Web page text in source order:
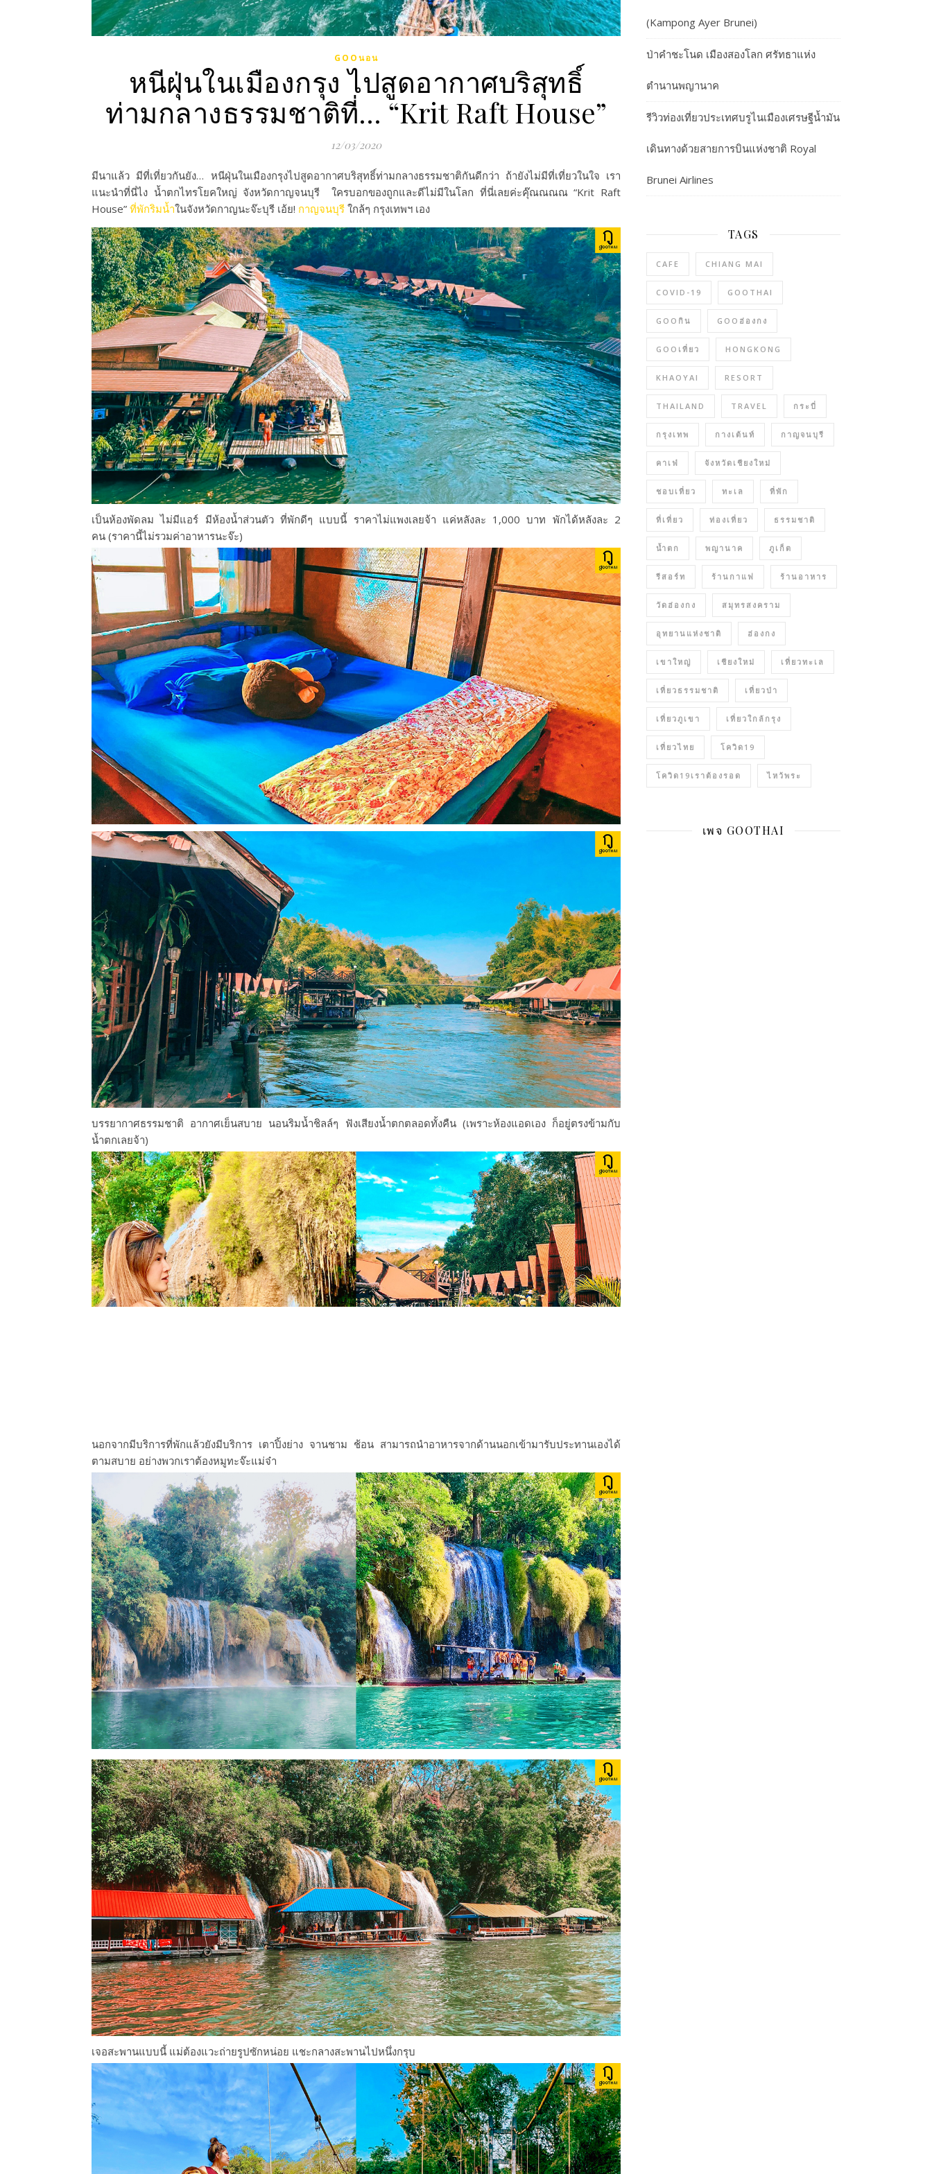
GOOนอน
หนีฝุ่นในเมืองกรุง ไปสูดอากาศบริสุทธิ์
ท่ามกลางธรรมชาติที่… “Krit Raft House”
12/03/2020
มีนาแล้ว มีที่เที่ยวกันยัง… หนีฝุ่นในเมืองกรุงไปสูดอากาศบริสุทธิ์ท่ามกลางธรรมชาติกันดีกว่า ถ้ายังไม่มีที่เที่ยวในใจ เรา
แนะนำที่นี่ไง น้ำตกไทรโยคใหญ่ จังหวัดกาญจนบุรี ใครบอกของถูกและดีไม่มีในโลก ที่นี่เลยค่ะคุ๊ณณณณ “Krit Raft
House” ที่พักริมน้ำในจังหวัดกาญนะจ๊ะบุรี เอ้ย! กาญจนบุรี ใกล้ๆ กรุงเทพฯ เอง
เป็นห้องพัดลม ไม่มีแอร์ มีห้องน้ำส่วนตัว ที่พักดีๆ แบบนี้ ราคาไม่แพงเลยจ้า แค่หลังละ 1,000 บาท พักได้หลังละ 2
คน (ราคานี้ไม่รวมค่าอาหารนะจ๊ะ)
บรรยากาศธรรมชาติ อากาศเย็นสบาย นอนริมน้ำชิลล์ๆ ฟังเสียงน้ำตกตลอดทั้งคืน (เพราะห้องแอดเอง ก็อยู่ตรงข้ามกับ
น้ำตกเลยจ้า)
นอกจากมีบริการที่พักแล้วยังมีบริการ เตาปิ้งย่าง จานชาม ช้อน สามารถนำอาหารจากด้านนอกเข้ามารับประทานเองได้
ตามสบาย อย่างพวกเราต้องหมูทะจ๊ะแม่จ๋า
เจอสะพานแบบนี้ แม่ต้องแวะถ่ายรูปซักหน่อย แชะกลางสะพานไปหนึ่งกรุบ
(Kampong Ayer Brunei)
ป่าคำชะโนด เมืองสองโลก ศรัทธาแห่ง
ตำนานพญานาค
รีวิวท่องเที่ยวประเทศบรูไนเมืองเศรษฐีน้ำมัน
เดินทางด้วยสายการบินแห่งชาติ Royal
Brunei Airlines
TAGS
CAFE CHIANG MAI
COVID-19 GOOTHAI
GOOกิน GOOฮ่องกง
GOOเที่ยว HONGKONG
KHAOYAI RESORT
THAILAND TRAVEL กระบี่
กรุงเทพ กางเต้นท์ กาญจนบุรี
คาเฟ่ จังหวัดเชียงใหม่
ชอบเที่ยว ทะเล ที่พัก
ที่เที่ยว ท่องเที่ยว ธรรมชาติ
น้ำตก พญานาค ภูเก็ต
รีสอร์ท ร้านกาแฟ ร้านอาหาร
วัดฮ่องกง สมุทรสงคราม
อุทยานแห่งชาติ ฮ่องกง
เขาใหญ่ เชียงใหม่ เที่ยวทะเล
เที่ยวธรรมชาติ เที่ยวป่า
เที่ยวภูเขา เที่ยวใกล้กรุง
เที่ยวไทย โควิด19
โควิด19เราต้องรอด ไหว้พระ
เพจ GOOTHAI